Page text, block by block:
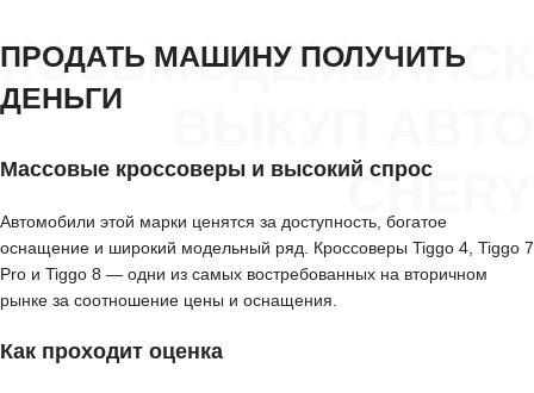
КОЗЬМОДЕМЬЯНСК
CHERY
ПРОДАТЬ МАШИНУ ПОЛУЧИТЬ
ДЕНЬГИ
Массовые кроссоверы и высокий спрос
Автомобили этой марки ценятся за доступность, богатое
оснащение и широкий модельный ряд. Кроссоверы Tiggo 4, Tiggo 7
Pro и Tiggo 8 — одни из самых востребованных на вторичном
рынке за соотношение цены и оснащения.
Как проходит оценка